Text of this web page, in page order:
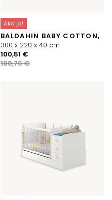
Akcija!
BALDAHIN BABY COTTON,
300 x 220 x 40 cm
108,76€
Izvirna
cena
100,51 €
Trenutna
cena